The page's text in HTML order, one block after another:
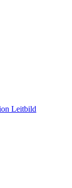
Leitbild